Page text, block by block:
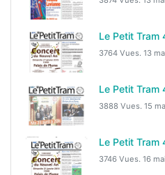
Le Petit Tram
3764 Vues. 13
Le Petit Tram
3888 Vues. 15
Le Petit Tram
3746 Vues. 16